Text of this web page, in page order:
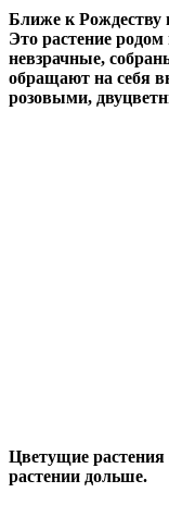
Ближе к Рождеству
Это растение
невзрачные,
обращают на себя
розовыми,
Цветущие растения
растении дольше.